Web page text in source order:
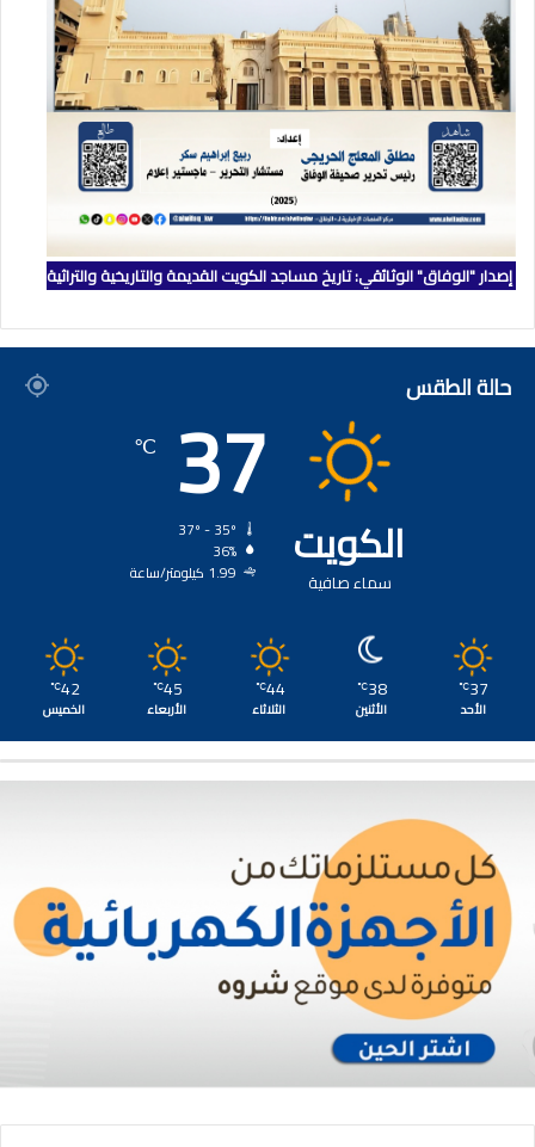
إصدار "الوفاق" الوثائقي: تاريخ مساجد الكويت القديمة والتاريخية والتراثية
حالة الطقس
الكويت
سماء صافية
37
℃
36%
1.99 كيلومتر/ساعة
37
℃
الأحد
38
℃
الأثنين
44
℃
الثلاثاء
45
℃
الأربعاء
42
℃
الخميس